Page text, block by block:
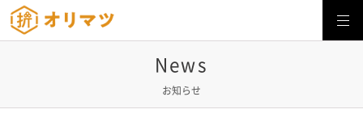
株式会社オリマツ
News
お知らせ